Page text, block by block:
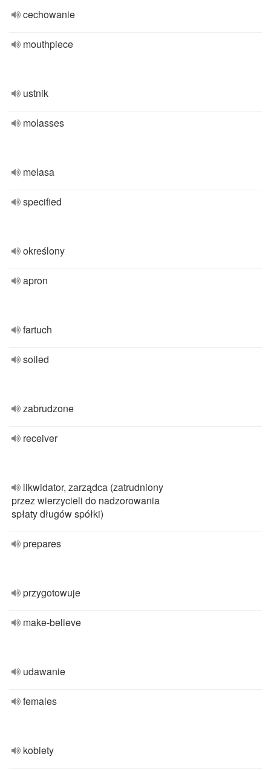
cechowanie
mouthpiece
ustnik
molasses
melasa
specified
określony
apron
fartuch
soiled
zabrudzone
receiver
likwidator, zarządca (zatrudniony
przez wierzycieli do nadzorowania
spłaty długów spółki)
prepares
przygotowuje
make-believe
udawanie
females
kobiety